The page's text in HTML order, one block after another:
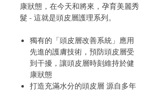
康狀態，在今天和將來，孕育美麗秀
髮 - 這就是頭皮層護理系列。
獨有的「頭皮層改善系統」應用
先進的護膚技術，預防頭皮層受
到干擾，讓頭皮層時刻維持於健
康狀態
打造充滿水分的頭皮層 源自多年